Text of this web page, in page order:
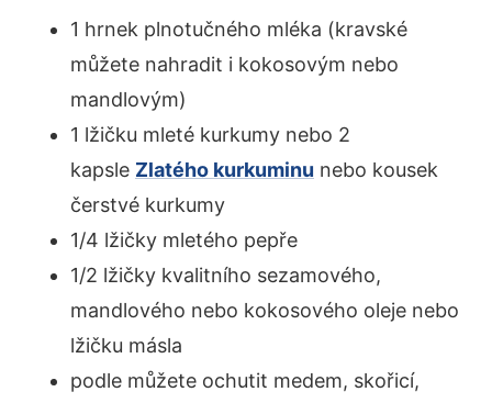
1 hrnek plnotučného mléka (kravské
můžete nahradit i kokosovým nebo
mandlovým)
1 lžičku mleté kurkumy nebo 2
kapsle Zlatého kurkuminu nebo kousek
čerstvé kurkumy
1/4 lžičky mletého pepře
1/2 lžičky kvalitního sezamového,
mandlového nebo kokosového oleje nebo
lžičku másla
podle můžete ochutit medem, skořicí,